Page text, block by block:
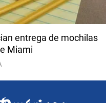
entrega de mochilas
Miami